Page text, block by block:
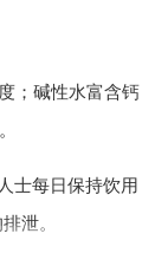
；碱性水富含钙
士每日保持饮用
泄。